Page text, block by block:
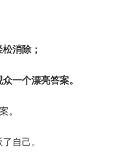
消除；
一个漂亮答案。
。
自己。